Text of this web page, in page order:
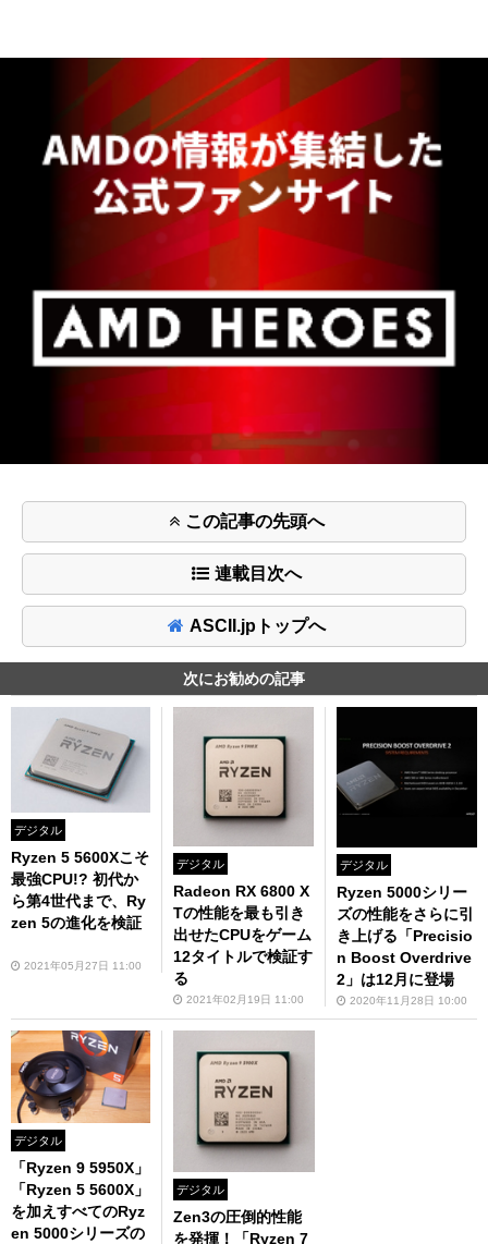
この記事の先頭へ
連載目次へ
ASCII.jpトップへ
次にお勧めの記事
デジタル
Ryzen 5 5600Xこそ
最強CPU!? 初代か
ら第4世代まで、Ry
zen 5の進化を検証
2021年05月27日 11:00
デジタル
Radeon RX 6800 X
Tの性能を最も引き
出せたCPUをゲーム
12タイトルで検証す
る
2021年02月19日 11:00
デジタル
Ryzen 5000シリー
ズの性能をさらに引
き上げる「Precisio
n Boost Overdrive
2」は12月に登場
2020年11月28日 10:00
デジタル
「Ryzen 9 5950X」
「Ryzen 5 5600X」
を加えすべてのRyz
en 5000シリーズの
デジタル
Zen3の圧倒的性能
を発揮！「Ryzen 7